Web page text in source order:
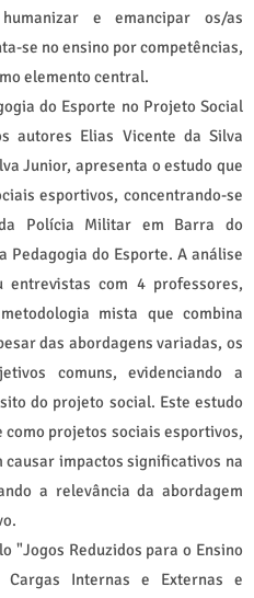
e emancipar os/as
se no ensino por competências,
elemento central.
do Esporte no Projeto Social
autores Elias Vicente da Silva
Junior, apresenta o estudo que
esportivos, concentrando-se
Polícia Militar em Barra do
Pedagogia do Esporte. A análise
com 4 professores,
mista que combina
das abordagens variadas, os
comuns, evidenciando a
do projeto social. Este estudo
projetos sociais esportivos,
causar impactos significativos na
a relevância da abordagem
"Jogos Reduzidos para o Ensino
Internas e Externas e